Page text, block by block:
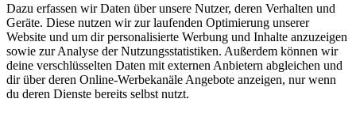
Dazu erfassen wir Daten über unsere Nutzer, deren Verhalten und
Geräte. Diese nutzen wir zur laufenden Optimierung unserer
Website und um dir personalisierte Werbung und Inhalte anzuzeigen
sowie zur Analyse der Nutzungsstatistiken. Außerdem können wir
deine verschlüsselten Daten mit externen Anbietern abgleichen und
dir über deren Online-Werbekanäle Angebote anzeigen, nur wenn
du deren Dienste bereits selbst nutzt.